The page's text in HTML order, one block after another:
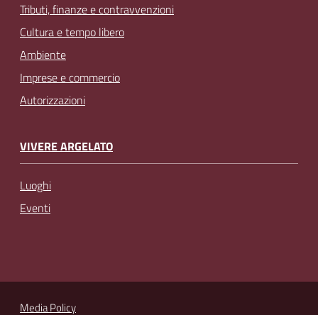
Tributi, finanze e contravvenzioni
Cultura e tempo libero
Ambiente
Imprese e commercio
Autorizzazioni
VIVERE ARGELATO
Luoghi
Eventi
Media Policy